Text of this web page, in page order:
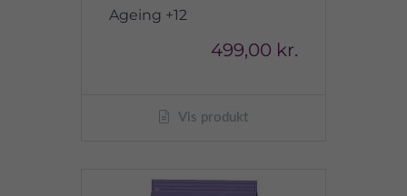
Ageing +12
499,00 kr.
Vis produkt